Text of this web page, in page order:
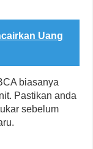
Uang
biasanya
Pastikan anda
sebelum